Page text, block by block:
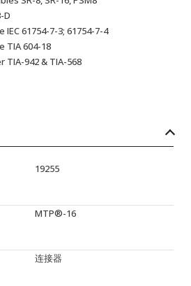
D
61754-7-3; 61754-7-4
TIA 604-18
TIA-942 & TIA-568
19255
MTP®-16
连接器